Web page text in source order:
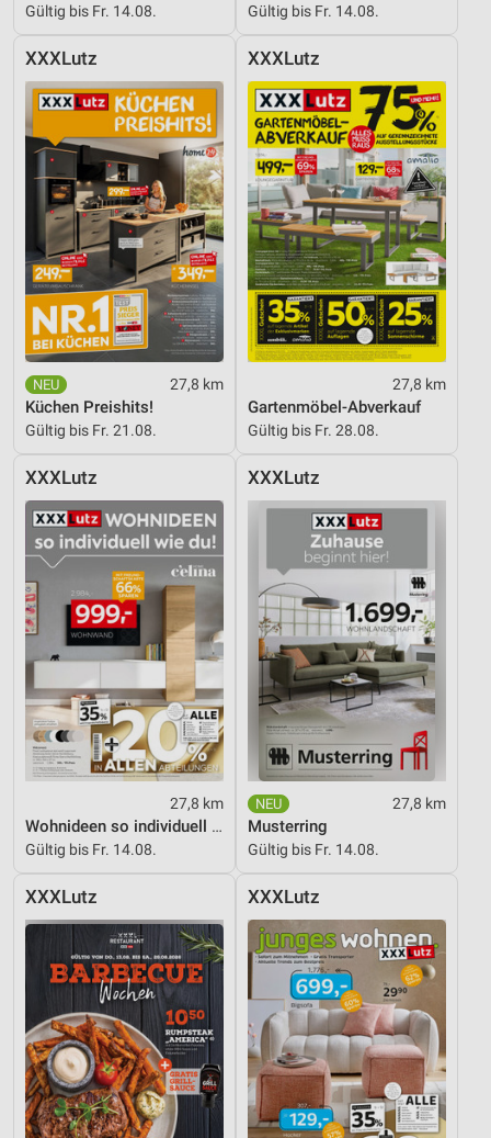
Gültig bis Fr. 14.08. Gültig bis Fr. 14.08.
XXXLutz
27,8 km
Küchen Preishits!
Gültig bis Fr. 21.08.
XXXLutz
27,8 km
Gartenmöbel-Abverkauf
Gültig bis Fr. 28.08.
XXXLutz
27,8 km
Wohnideen so individuell wie du!
Gültig bis Fr. 14.08.
XXXLutz
27,8 km
Musterring
Gültig bis Fr. 14.08.
XXXLutz XXXLutz